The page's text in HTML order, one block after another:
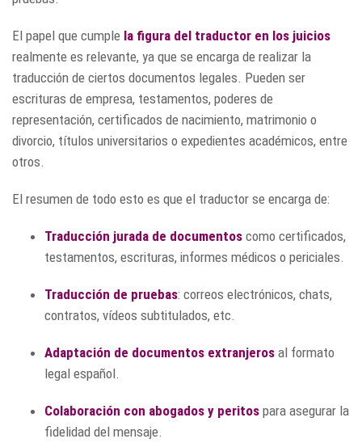
El papel que cumple la figura del traductor en los juicios
realmente es relevante, ya que se encarga de realizar la
traducción de ciertos documentos legales. Pueden ser
escrituras de empresa, testamentos, poderes de
representación, certificados de nacimiento, matrimonio o
divorcio, títulos universitarios o expedientes académicos, entre
otros.
El resumen de todo esto es que el traductor se encarga de:
Traducción jurada de documentoscomo certificados,
testamentos, escrituras, informes médicos o periciales.
Traducción de pruebas: correos electrónicos, chats,
contratos, vídeos subtitulados, etc.
Adaptación de documentos extranjerosal formato
legal español.
Colaboración con abogados y peritospara asegurar la
fidelidad del mensaje.